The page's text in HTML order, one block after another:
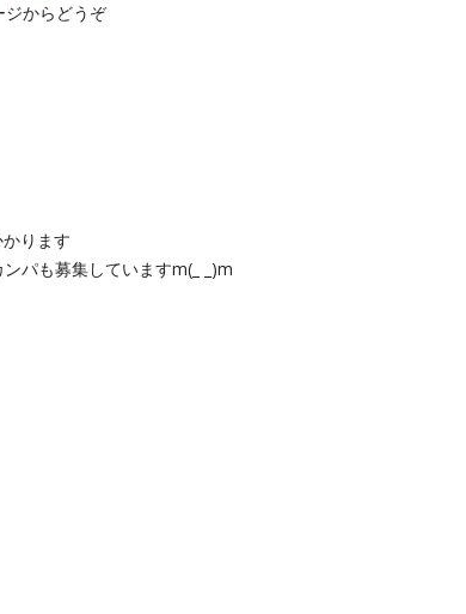
ジからどうぞ
り ます
パも募集していますm(_ _)m